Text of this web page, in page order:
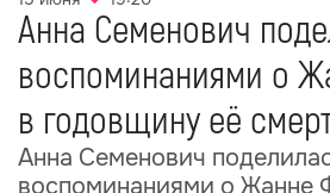
Анна Семенович
воспоминаниями о
в годовщину её
Анна Семенович
воспоминаниями о Жанне